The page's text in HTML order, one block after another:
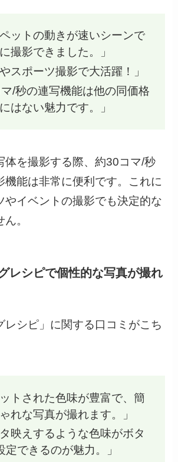
ペットの動きが速いシーンで
撮影できました。」
やスポーツ撮影で大活躍！」
マ/秒の連写機能は他の同価格
はない魅力です。」
体を撮影する際、約30コマ/秒
機能は非常に便利です。これに
やイベントの撮影でも決定的な
。
レシピで個性的な写真が撮れ
レシピ」に関する口コミがこち
ットされた色味が豊富で、簡
れな写真が撮れます。」
タ映えするような色味がボタ
定できるのが魅力。」